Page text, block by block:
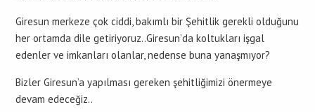
Giresun merkeze çok ciddi, bakımlı bir Şehitlik gerekli olduğunu
her ortamda dile getiriyoruz..Giresun’da koltukları işgal
edenler ve imkanları olanlar, nedense buna yanaşmıyor?
Bizler Giresun’a yapılması gereken şehitliğimizi önermeye
devam edeceğiz..